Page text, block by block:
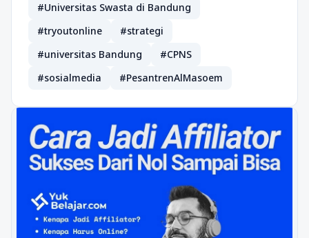
#Universitas Swasta di Bandung
#tryoutonline
#strategi
#universitas Bandung
#CPNS
#sosialmedia
#PesantrenAlMasoem